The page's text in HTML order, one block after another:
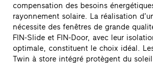
compensation des besoins
rayonnement solaire. La réalisation
nécessite des fenêtres de grande
FIN-Slide et FIN-Door, avec leur
optimale, constituent le choix idéal.
Twin à store intégré protègent du